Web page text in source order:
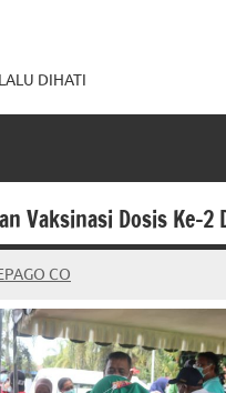
DIHATI
Vaksinasi Dosis Ke-2
CO